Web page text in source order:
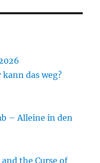
das weg?
– Alleine in den
the Curse of